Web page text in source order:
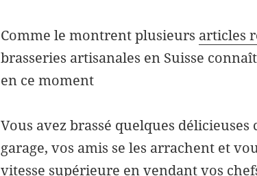
Comme le montrent plusieurs articles
brasseries artisanales en Suisse
en ce moment
Vous avez brassé quelques
garage, vos amis se les arrachent et
vitesse supérieure en vendant vos